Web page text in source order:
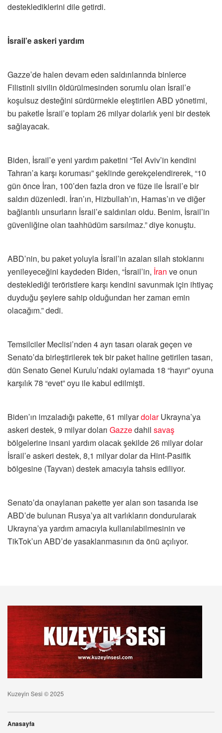
desteklediklerini dile getirdi.
İsrail’e askeri yardım
Gazze’de halen devam eden saldırılarında binlerce
Filistinli sivilin öldürülmesinden sorumlu olan İsrail’e
koşulsuz desteğini sürdürmekle eleştirilen ABD yönetimi,
bu paketle İsrail’e toplam 26 milyar dolarlık yeni bir destek
sağlayacak.
Biden, İsrail’e yeni yardım paketini “Tel Aviv’in kendini
Tahran’a karşı koruması” şeklinde gerekçelendirerek, “10
gün önce İran, 100’den fazla dron ve füze ile İsrail’e bir
saldırı düzenledi. İran’ın, Hizbullah’ın, Hamas’ın ve diğer
bağlantılı unsurların İsrail’e saldırıları oldu. Benim, İsrail’in
güvenliğine olan taahhüdüm sarsılmaz.” diye konuştu.
ABD’nin, bu paket yoluyla İsrail’in azalan silah stoklarını
yenileyeceğini kaydeden Biden, “İsrail’in, İran ve onun
desteklediği teröristlere karşı kendini savunmak için ihtiyaç
duyduğu şeylere sahip olduğundan her zaman emin
olacağım.” dedi.
Temsilciler Meclisi’nden 4 ayrı tasarı olarak geçen ve
Senato’da birleştirilerek tek bir paket haline getirilen tasarı,
dün Senato Genel Kurulu’ndaki oylamada 18 “hayır” oyuna
karşılık 78 “evet” oyu ile kabul edilmişti.
Biden’ın imzaladığı pakette, 61 milyardolarUkrayna’ya
askeri destek, 9 milyar doları Gazzedahil savaş
bölgelerine insani yardım olacak şekilde 26 milyar dolar
İsrail’e askeri destek, 8,1 milyar dolar da Hint-Pasifik
bölgesine (Tayvan) destek amacıyla tahsis ediliyor.
Senato’da onaylanan pakette yer alan son tasarıda ise
ABD’de bulunan Rusya’ya ait varlıkların dondurularak
Ukrayna’ya yardım amacıyla kullanılabilmesinin ve
TikTok’un ABD’de yasaklanmasının da önü açılıyor.
Kuzeyin Sesi © 2025
Anasayfa